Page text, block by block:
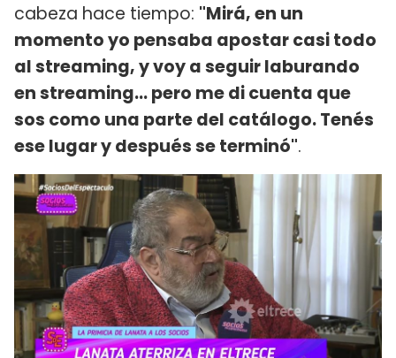
cabeza hace tiempo: "Mirá, en un
momento yo pensaba apostar casi todo
al streaming, y voy a seguir laburando
en streaming... pero me di cuenta que
sos como una parte del catálogo. Tenés
ese lugar y después se terminó".